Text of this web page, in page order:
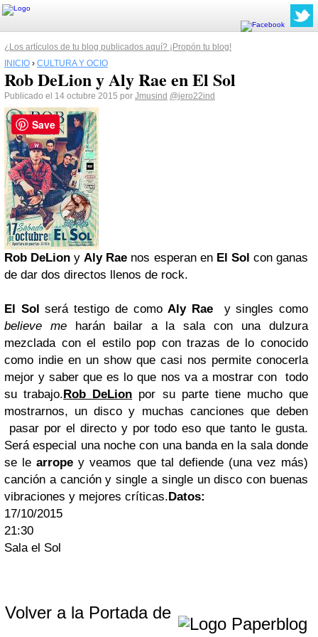
¿Los artículos de tu blog publicados aquí? ¡Propón tu blog!
INICIO › CULTURA Y OCIO
Rob DeLion y Aly Rae en El Sol
Publicado el 14 octubre 2015 por Jmusind @jero22ind
Rob DeLionyAly Rae nos esperan en El Sol con ganas
de dar dos directos llenos de rock.
El Solserá testigo de comoAly Rae
y singles como
believe me harán bailar a la sala con una dulzura
mezclada con el estilo pop con trazas de lo conocido
como indie en un show que casi nos permite conocerla
mejor y saber que es lo que nos va a mostrar con todo
su trabajo.Rob DeLion por su parte tiene mucho que
mostrarnos, un disco y muchas canciones que deben
pasar por el directo y por todo eso que tanto le gusta.
Será especial una noche con una banda en la sala donde
se learrope y veamos que tal defiende (una vez más)
canción a canción y single a single un disco con buenas
vibraciones y mejores críticas.Datos:
17/10/2015
21:30
Sala el Sol
Volver a la Portada de
Save